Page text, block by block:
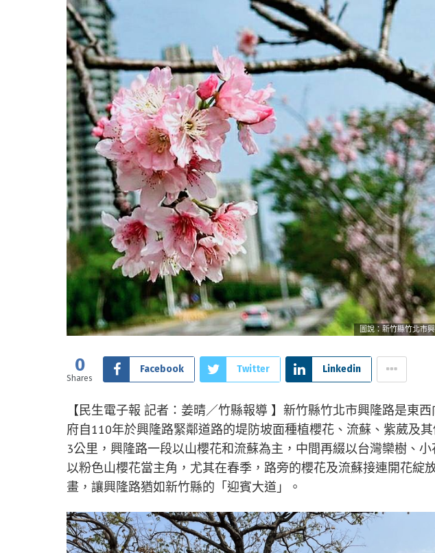
圖說：新竹縣竹北市
0
Shares
Facebook Twitter Linkedin
【民生電子報 記者：姜晴／竹縣報導 】新竹縣竹北市興隆路是東
府自110年於興隆路緊鄰道路的堤防坡面種植櫻花、流蘇、紫葳及
3公里，興隆路一段以山櫻花和流蘇為主，中間再綴以台灣欒樹、
以粉色山櫻花當主角，尤其在春季，路旁的櫻花及流蘇接連開花綻
畫，讓興隆路猶如新竹縣的「迎賓大道」。